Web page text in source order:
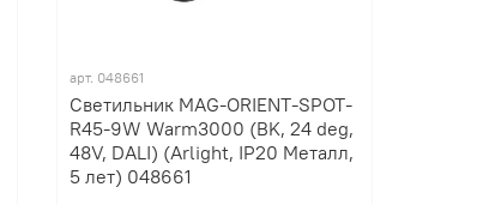
арт. 048661
Светильник MAG-ORIENT-SPOT-
R45-9W Warm3000 (BK, 24 deg,
48V, DALI) (Arlight, IP20 Металл,
5 лет) 048661